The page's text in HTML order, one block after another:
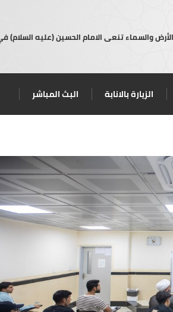
الأرض والسماء تنعى الامام الحسين (عليه السلام)
الزيارة بالانابة البث المباشر